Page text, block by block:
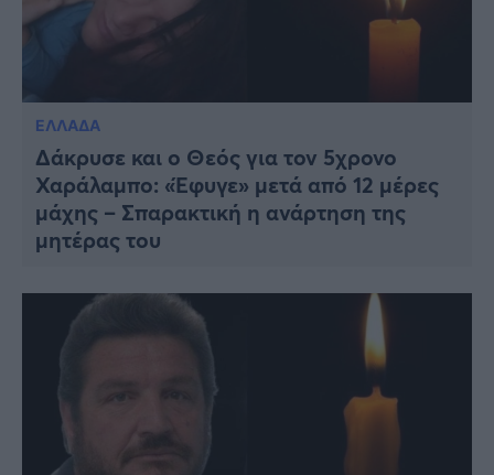
ΕΛΛΑΔΑ
Δάκρυσε και ο Θεός για τον 5χρονο
Χαράλαμπο: «Έφυγε» μετά από 12 μέρες
μάχης – Σπαρακτική η ανάρτηση της
μητέρας του